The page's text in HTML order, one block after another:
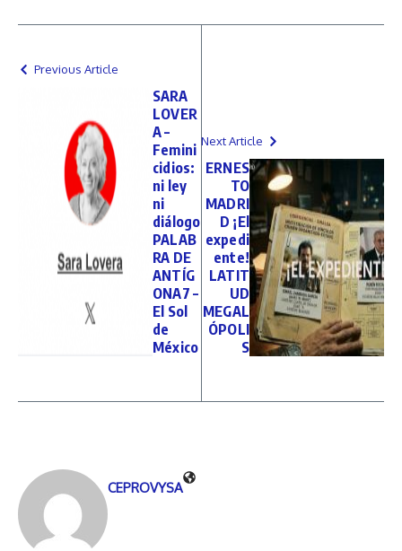
Previous Article
SARA
LOVER
A –
Femini
cidios:
ni ley
ni
diálogo
PALAB
RA DE
ANTÍG
ONA7 –
El Sol
de
México
Next Article
ERNES
TO
MADRI
D ¡El
expedi
ente!
LATIT
UD
MEGAL
ÓPOLI
S
CEPROVYSA